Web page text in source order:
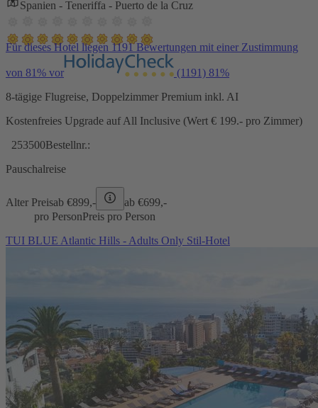
Spanien - Teneriffa - Puerto de la Cruz
Für dieses Hotel liegen 1191 Bewertungen mit einer Zustimmung
von 81% vor (1191) 81%
8-tägige Flugreise, Doppelzimmer Premium inkl. AI
Kostenfreies Upgrade auf All Inclusive (Wert € 199.- pro Zimmer)
253500Bestellnr.:
Pauschalreise
Alter Preisab €899,- ab €699,-
pro PersonPreis pro Person
TUI BLUE Atlantic Hills - Adults Only Stil-Hotel